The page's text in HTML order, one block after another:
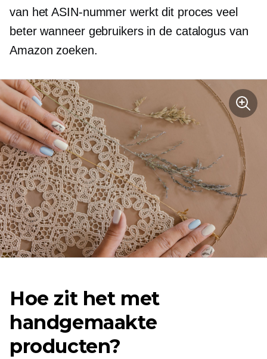
van het ASIN-nummer werkt dit proces veel
beter wanneer gebruikers in de catalogus van
Amazon zoeken.
Hoe zit het met
handgemaakte
producten?